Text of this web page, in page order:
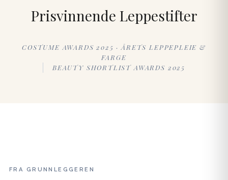
Prisvinnende Leppestifter
COSTUME AWARDS 2025 · ÅRETS LEPPEPLEIE &
FARGE
BEAUTY SHORTLIST AWARDS 2025
FRA GRUNNLEGGEREN